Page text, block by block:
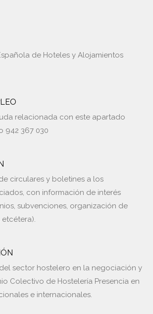
de Hoteles y Alojamientos
relacionada con este apartado
942 367 030
circulares y boletines a los
con información de interés
subvenciones, organización de
etcétera).
sector hostelero en la negociación y
Colectivo de Hostelería Presencia en
e internacionales.